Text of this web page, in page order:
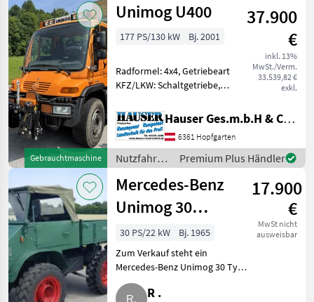
Kategorie 4 Land Filter
AKTUELLER
PFAD
PKW /
LKW /
Moped
Nutzfahrzeuge
Lastwagen
Unimog
KATEGORIE
WÄHLEN
Unimog
MAN
Zurücksetzen
Ergebnisse
anzeigen
Gebrauchtmaschine
Unimog U400
37.900
€
inkl. 13%
MwSt./Verm.
33.539,82 €
exkl.
177 PS/130 kW Bj. 2001
Radformel: 4x4, Getriebeart
KFZ/LKW: Schaltgetriebe,
Hyraulikanlage
(Kipphydraulik) schöner
Unimog U400 inkl
Fronthubwerk voll
funktionstaug
Hauser Ges.m.b.H & Co.KG
6361 Hopfgarten
Nutzfahrzeuge
/ Unimog
Premium Plus Händler
Mercedes-Benz
Unimog 30
Unimog 411 Typ
411
17.900
€
MwSt nicht
ausweisbar
30 PS/22 kW
Bj. 1965
Zum Verkauf steht ein
Mercedes-Benz Unimog 30 Typ
411, Bj. 1965, Dieselmotor mit
eingebauter Servolenkung, mit
R .